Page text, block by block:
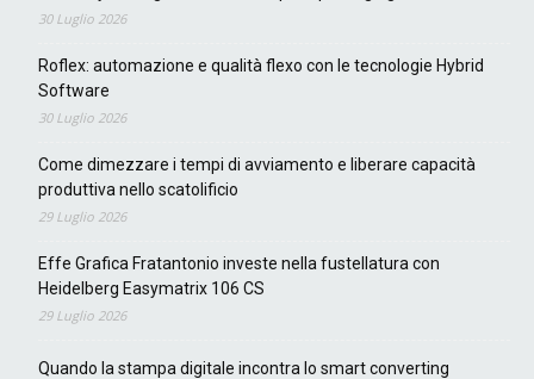
30 Luglio 2026
Roflex: automazione e qualità flexo con le tecnologie Hybrid
Software
30 Luglio 2026
Come dimezzare i tempi di avviamento e liberare capacità
produttiva nello scatolificio
29 Luglio 2026
Effe Grafica Fratantonio investe nella fustellatura con
Heidelberg Easymatrix 106 CS
29 Luglio 2026
Quando la stampa digitale incontra lo smart converting